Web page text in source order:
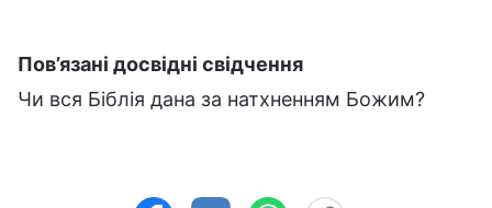
Пов’язані досвідні свідчення
Чи вся Біблія дана за натхненням Божим?